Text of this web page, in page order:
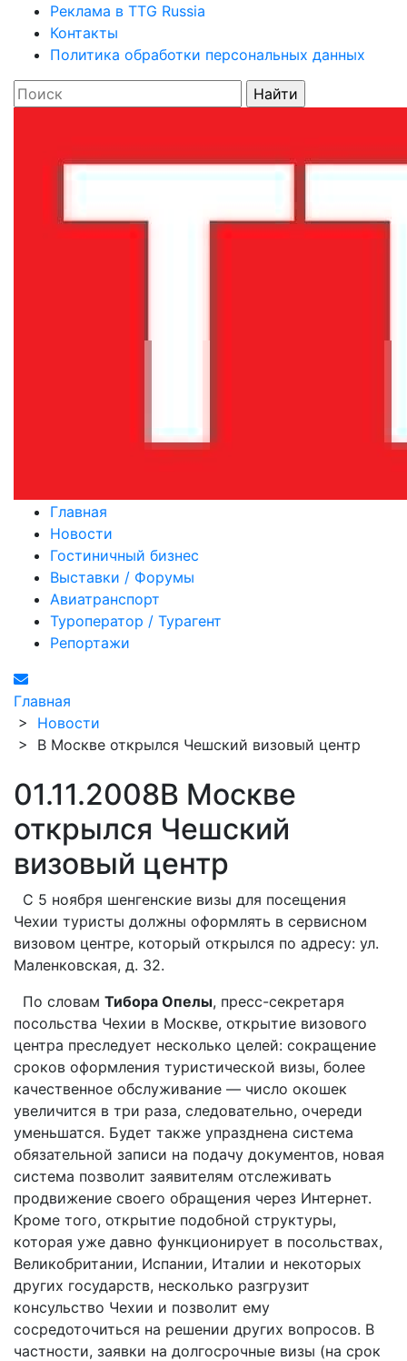
Реклама в TTG Russia
Контакты
Политика обработки персональных данных
Главная
Новости
Гостиничный бизнес
Выставки / Форумы
Авиатранспорт
Туроператор / Турагент
Репортажи
Главная
> Новости
> В Москве открылся Чешский визовый центр
01.11.2008В Москве
открылся Чешский
визовый центр
С 5 ноября шенгенские визы для посещения
Чехии туристы должны оформлять в сервисном
визовом центре, который открылся по адресу: ул.
Маленковская, д. 32.
По словам Тибора Опелы, пресс-секретаря
посольства Чехии в Москве, открытие визового
центра преследует несколько целей: сокращение
сроков оформления туристической визы, более
качественное обслуживание — число окошек
увеличится в три раза, следовательно, очереди
уменьшатся. Будет также упразднена система
обязательной записи на подачу документов, новая
система позволит заявителям отслеживать
продвижение своего обращения через Интернет.
Кроме того, открытие подобной структуры,
которая уже давно функционирует в посольствах,
Великобритании, Испании, Италии и некоторых
других государств, несколько разгрузит
консульство Чехии и позволит ему
сосредоточиться на решении других вопросов. В
частности, заявки на долгосрочные визы (на срок